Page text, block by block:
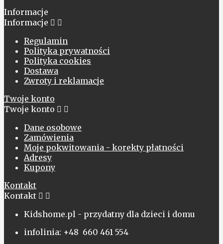
Informacje
Informacje  
Regulamin
Polityka prywatności
Polityka cookies
Dostawa
Zwroty i reklamacje
Twoje konto
Twoje konto  
Dane osobowe
Zamówienia
Moje pokwitowania - korekty płatności
Adresy
Kupony
Kontakt
Kontakt  
Kidshome.pl - przydatny dla dzieci i domu
infolinia: +48 660 461 554